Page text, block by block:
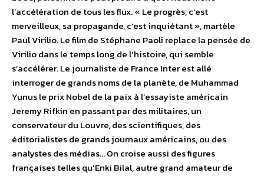
l’accélération de tous les flux. « Le progrès, c’est
merveilleux, sa propagande, c’est inquiétant », martèle
Paul Virilio. Le film de Stéphane Paoli replace la pensée de
Virilio dans le temps long de l’histoire, qui semble
s’accélérer. Le journaliste de France Inter est allé
interroger de grands noms de la planète, de Muhammad
Yunus le prix Nobel de la paix à l’essayiste américain
Jeremy Rifkin en passant par des militaires, un
conservateur du Louvre, des scientifiques, des
éditorialistes de grands journaux américains, ou des
analystes des médias… On croise aussi des figures
françaises telles qu’Enki Bilal, autre grand amateur de